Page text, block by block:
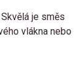
je směs
vlákna nebo